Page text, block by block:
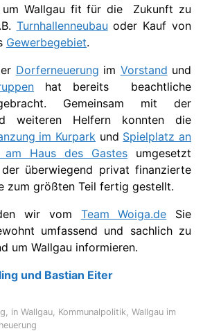
um Wallgau fit für die Zukunft zu
Turnhallenneubau oder Kauf von
Gewerbegebiet.
Dorferneuerung im Vorstand und
hat bereits beachtliche
Gemeinsam mit der
weiteren Helfern konnten die
im Kurpark und Spielplatz an
Haus des Gastes umgesetzt
überwiegend privat finanzierte
zum größten Teil fertig gestellt.
wir vom Team Woiga.de Sie
umfassend und sachlich zu
um Wallgau informieren.
und Bastian Eiter
in Wallgau, Kommunalpolitik Wallgau im